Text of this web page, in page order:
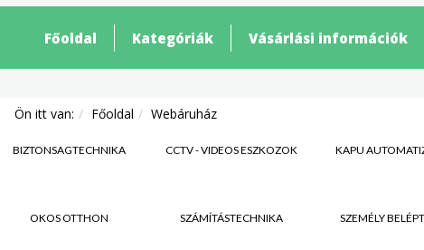
Főoldal Kategóriák Vásárlási információk
Ön itt van: Főoldal Webáruház
BIZTONSÁGTECHNIKA CCTV - VIDEÓS ESZKÖZÖK KAPU
OKOS OTTHON SZÁMÍTÁSTECHNIKA SZEMÉLY